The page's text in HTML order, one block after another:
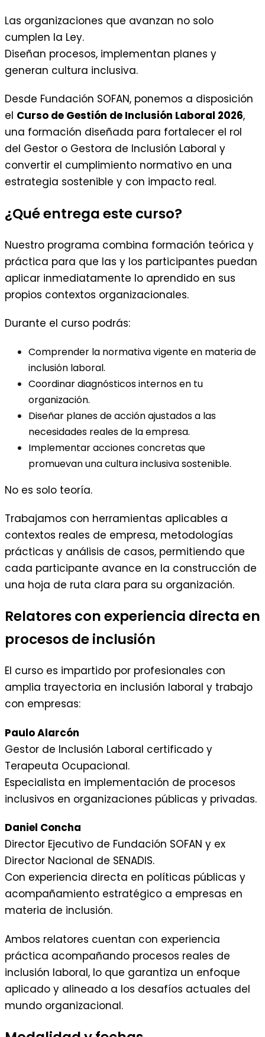
Las organizaciones que avanzan no solo
cumplen la Ley.
Diseñan procesos, implementan planes y
generan cultura inclusiva.
Desde Fundación SOFAN, ponemos a disposición
el Curso de Gestión de Inclusión Laboral 2026,
una formación diseñada para fortalecer el rol
del Gestor o Gestora de Inclusión Laboral y
convertir el cumplimiento normativo en una
estrategia sostenible y con impacto real.
¿Qué entrega este curso?
Nuestro programa combina formación teórica y
práctica para que las y los participantes puedan
aplicar inmediatamente lo aprendido en sus
propios contextos organizacionales.
Durante el curso podrás:
Comprender la normativa vigente en materia de
inclusión laboral.
Coordinar diagnósticos internos en tu
organización.
Diseñar planes de acción ajustados a las
necesidades reales de la empresa.
Implementar acciones concretas que
promuevan una cultura inclusiva sostenible.
No es solo teoría.
Trabajamos con herramientas aplicables a
contextos reales de empresa, metodologías
prácticas y análisis de casos, permitiendo que
cada participante avance en la construcción de
una hoja de ruta clara para su organización.
Relatores con experiencia directa en
procesos de inclusión
El curso es impartido por profesionales con
amplia trayectoria en inclusión laboral y trabajo
con empresas:
Paulo Alarcón
Gestor de Inclusión Laboral certificado y
Terapeuta Ocupacional.
Especialista en implementación de procesos
inclusivos en organizaciones públicas y privadas.
Daniel Concha
Director Ejecutivo de Fundación SOFAN y ex
Director Nacional de SENADIS.
Con experiencia directa en políticas públicas y
acompañamiento estratégico a empresas en
materia de inclusión.
Ambos relatores cuentan con experiencia
práctica acompañando procesos reales de
inclusión laboral, lo que garantiza un enfoque
aplicado y alineado a los desafíos actuales del
mundo organizacional.